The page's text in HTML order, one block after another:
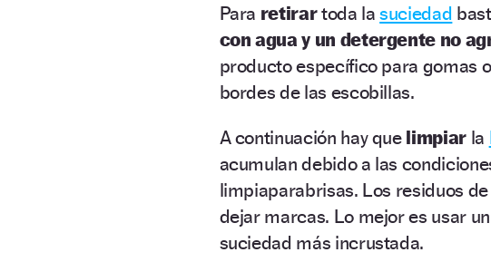
Para retirartoda lasuciedad
con agua y un detergente no
producto específico para gomas
bordes de las escobillas.
A continuación hay que limpiar la
acumulan debido a las
limpiaparabrisas. Los residuos
dejar marcas. Lo mejor es usar
suciedad más incrustada.